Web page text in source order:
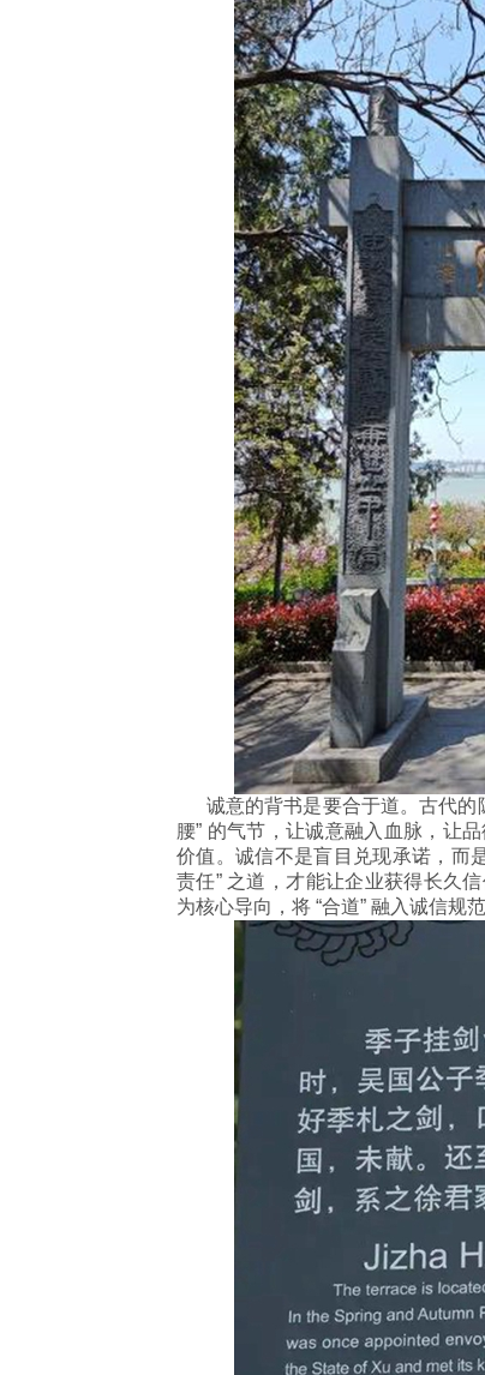
诚意的背书是要合于道。古代的
腰” 的气节，让诚意融入血脉，让
价值。诚信不是盲目兑现承诺，而
责任” 之道，才能让企业获得长久
为核心导向，将 “合道” 融入诚信规